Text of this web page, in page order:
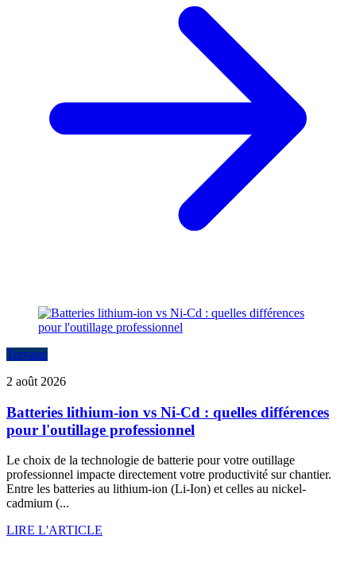
Travaux
2 août 2026
Batteries lithium-ion vs Ni-Cd : quelles différences
pour l'outillage professionnel
Le choix de la technologie de batterie pour votre outillage
professionnel impacte directement votre productivité sur chantier.
Entre les batteries au lithium-ion (Li-Ion) et celles au nickel-
cadmium (...
LIRE L'ARTICLE